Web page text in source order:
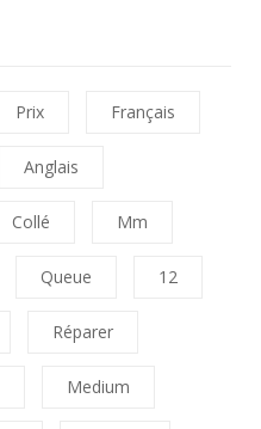
Prix Français
Anglais
Collé Mm
Queue 12
Réparer
Medium